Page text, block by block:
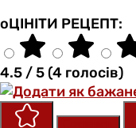
оЦІНІТИ РЕЦЕПТ:
4.5 / 5 (4 голосів)